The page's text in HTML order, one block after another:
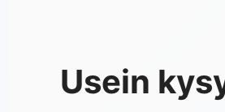
Usein